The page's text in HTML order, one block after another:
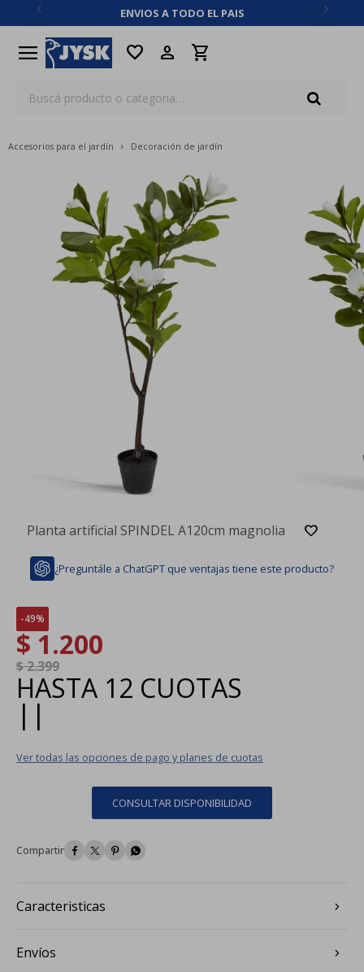
ENVIOS A TODO EL PAIS
menu favorite
Accesorios para el jardín Decoración de jardín
Planta artificial SPINDEL A120cm magnolia
¿Preguntále a ChatGPT que ventajas tiene este producto?
49
$ 1.200
$2.399
HASTA 12 CUOTAS
| |
Ver todas las opciones de pago y planes de cuotas
CONSULTAR DISPONIBILIDAD
   
Caracteristicas
Envíos
close